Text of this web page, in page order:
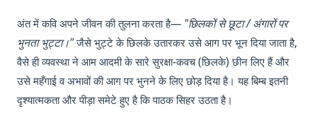
अंत में कवि अपने जीवन की तुलना करता है— "छिलकों से छूटा / अंगारों पर
भुनता भुट्टा।"जैसे भुट्टे के छिलके उतारकर उसे आग पर भून दिया जाता है,
वैसे ही व्यवस्था ने आम आदमी के सारे सुरक्षा-कवच (छिलके) छीन लिए हैं और
उसे महँगाई व अभावों की आग पर भुनने के लिए छोड़ दिया है। यह बिम्ब इतनी
दृश्यात्मकता और पीड़ा समेटे हुए है कि पाठक सिहर उठता है।